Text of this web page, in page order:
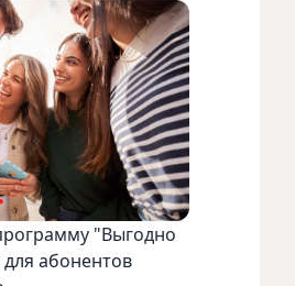
"Выгодно
абонентов